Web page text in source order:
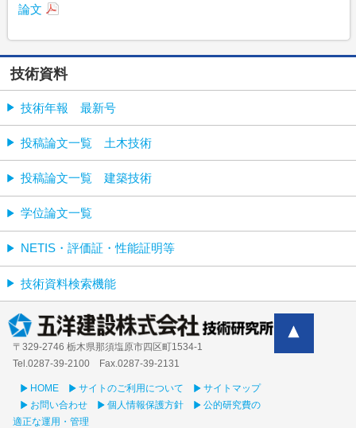
論文
技術資料
技術年報 最新号
投稿論文一覧 土木技術
投稿論文一覧 建築技術
学位論文一覧
NETIS・評価証・性能証明等
技術資料検索機能
〒329-2746 栃木県那須塩原市四区町1534-1
Tel.0287-39‐2100 Fax.0287-39-2131
HOME サイトのご利用について
サイトマップ
お問い合わせ
個人情報保護方針
公的研究費の
適正な運用・管理